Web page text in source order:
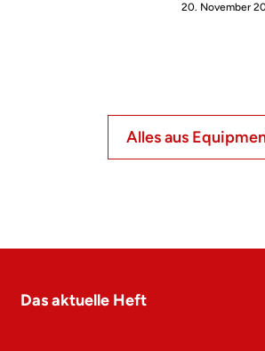
20. November
Alles aus
Das aktuelle Heft